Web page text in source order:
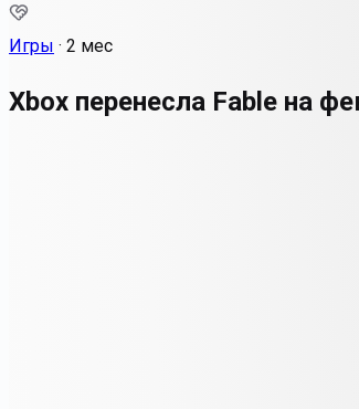
Игры · 2 мес
Xbox перенесла Fable на